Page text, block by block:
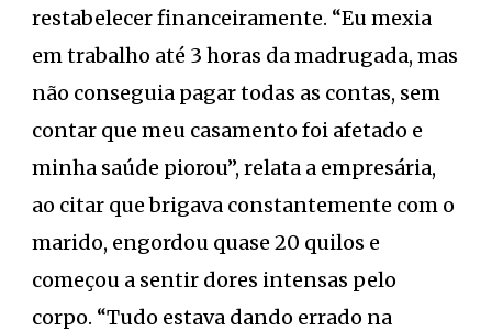
restabelecer financeiramente. “Eu mexia
em trabalho até 3 horas da madrugada, mas
não conseguia pagar todas as contas, sem
contar que meu casamento foi afetado e
minha saúde piorou”, relata a empresária,
ao citar que brigava constantemente com o
marido, engordou quase 20 quilos e
começou a sentir dores intensas pelo
corpo. “Tudo estava dando errado na